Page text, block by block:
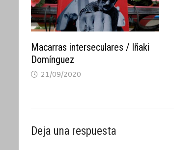
Macarras interseculares / Iñaki
Domínguez
21/09/2020
Deja una respuesta